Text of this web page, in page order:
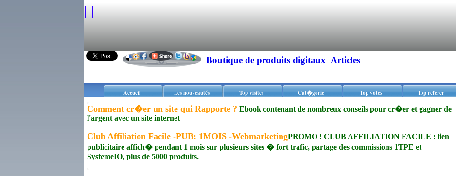
Boutique de produits digitaux Articles
Accueil Les nouveautés Top visites Cat�gorie Top votes Top referer
Comment cr�er un site qui Rapporte ? Ebook contenant de nombreux conseils pour cr�er et gagner de
l'argent avec un site internet
Club Affiliation Facile -PUB: 1MOIS -WebmarketingPROMO ! CLUB AFFILIATION FACILE : lien
publicitaire affich� pendant 1 mois sur plusieurs sites � fort trafic, partage des commissions 1TPE et
SystemeIO, plus de 5000 produits.